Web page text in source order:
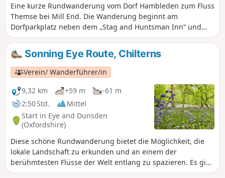
Eine kurze Rundwanderung vom Dorf Hambleden zum Fluss
Themse bei Mill End. Die Wanderung beginnt am
Dorfparkplatz neben dem „Stag and Huntsman Inn“ und
führt größtenteils über gut begehbare Wege, Pfade und
Landstraßen. Die Wanderung bietet einen schönen Blick
über die Wiesen auf das Dorf Hambleden und ist voller
Sehenswürdigkeiten, darunter die aufregende Wanderung
über das Wehr zur Hambleden-Schleuse. Das „Stag and
Huntsman Inn“ am Ende der Wanderung ist ideal für eine
Erfrischung.
Sonning Eye Route, Chilterns
Verein/ Wanderführer/in
9,32 km
+59 m
-61 m
2:50 Std.
Mittel
Start in Eye and Dunsden
(Oxfordshire)
Diese schöne Rundwanderung bietet die Möglichkeit, die
lokale Landschaft zu erkunden und an einem der
berühmtesten Flüsse der Welt entlang zu spazieren. Es gibt
Geschichten über eine Wikingerbestattung, einen